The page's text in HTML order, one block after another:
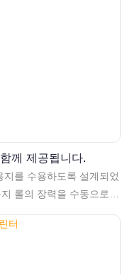
께 제공됩니다.
를 수용하도록 설계되었
롤의 장력을 수동으로
.